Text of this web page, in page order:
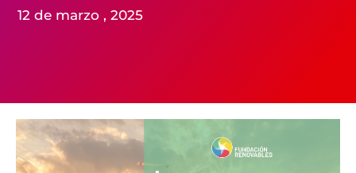
12 de marzo , 2025